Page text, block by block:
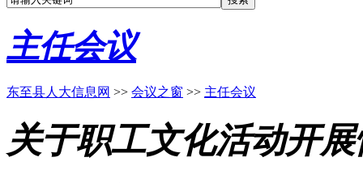
主任会议
东至县人大信息网 >> 会议之窗 >> 主任会议
关于职工文化活动开